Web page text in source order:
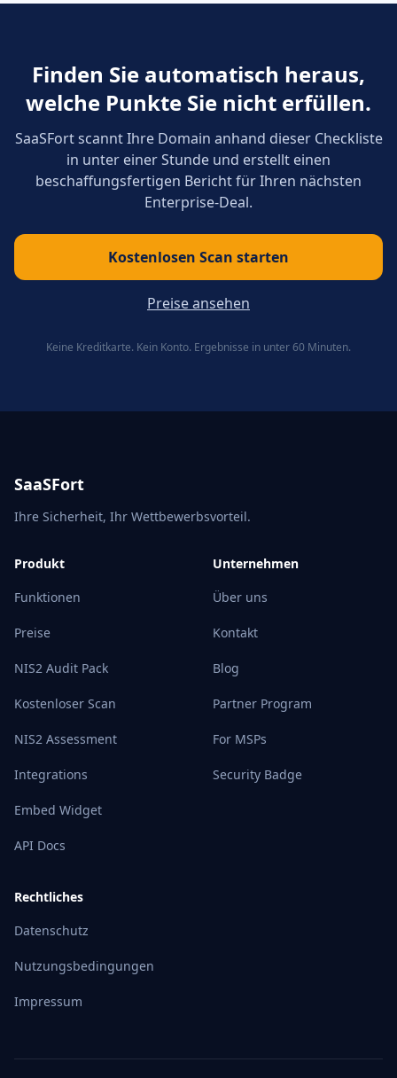
Finden Sie automatisch heraus,
welche Punkte Sie nicht erfüllen.
SaaSFort scannt Ihre Domain anhand dieser Checkliste
in unter einer Stunde und erstellt einen
beschaffungsfertigen Bericht für Ihren nächsten
Enterprise-Deal.
Kostenlosen Scan starten
Preise ansehen
Keine Kreditkarte. Kein Konto. Ergebnisse in unter 60 Minuten.
SaaSFort
Ihre Sicherheit, Ihr Wettbewerbsvorteil.
Produkt
Funktionen
Preise
NIS2 Audit Pack
Kostenloser Scan
NIS2 Assessment
Integrations
Embed Widget
API Docs
Unternehmen
Über uns
Kontakt
Blog
Partner Program
For MSPs
Security Badge
Rechtliches
Datenschutz
Nutzungsbedingungen
Impressum